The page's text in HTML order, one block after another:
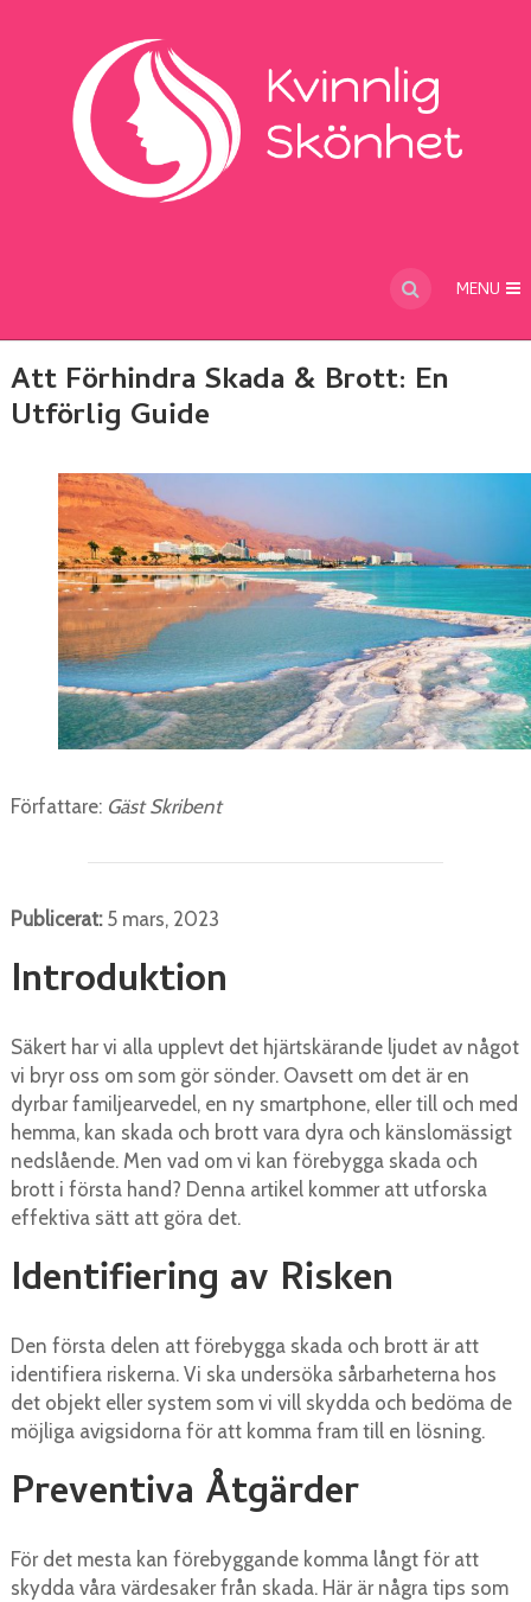
MENU
Att Förhindra Skada & Brott: En
Utförlig Guide
Författare: Gäst Skribent
Publicerat:5 mars, 2023
Introduktion
Säkert har vi alla upplevt det hjärtskärande ljudet av något
vi bryr oss om som gör sönder. Oavsett om det är en
dyrbar familjearvedel, en ny smartphone, eller till och med
hemma, kan skada och brott vara dyra och känslomässigt
nedslående. Men vad om vi kan förebygga skada och
brott i första hand? Denna artikel kommer att utforska
effektiva sätt att göra det.
Identifiering av Risken
Den första delen att förebygga skada och brott är att
identifiera riskerna. Vi ska undersöka sårbarheterna hos
det objekt eller system som vi vill skydda och bedöma de
möjliga avigsidorna för att komma fram till en lösning.
Preventiva Åtgärder
För det mesta kan förebyggande komma långt för att
skydda våra värdesaker från skada. Här är några tips som